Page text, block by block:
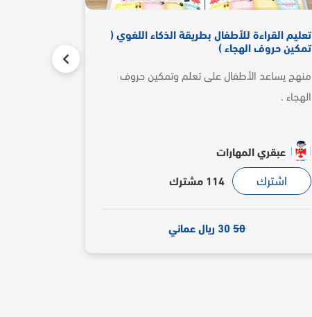
تعليم القراءة للأطفال بطريقة الذكاء اللغوي (
تمكين حروف الهجاء )
منهج يساعد الأطفال على تعلم وتمكين حروف
الهجاء .
عبقري المهارات
اشترك 114 مشترك
50 30 ريال عماني